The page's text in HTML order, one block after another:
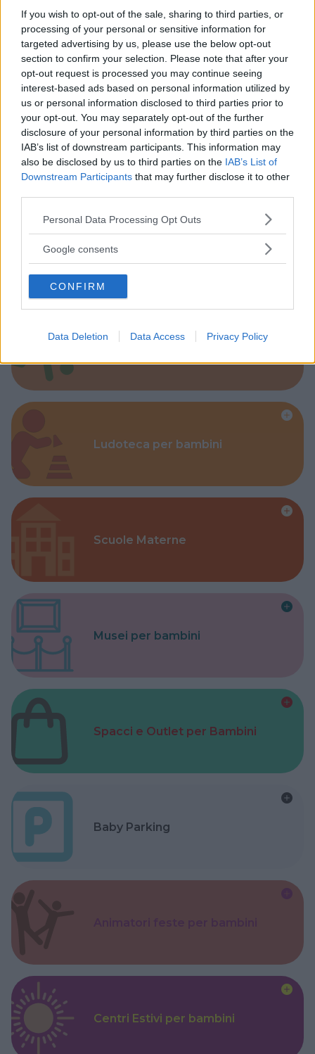
If you wish to opt-out of the sale, sharing to third parties, or
processing of your personal or sensitive information for
targeted advertising by us, please use the below opt-out
section to confirm your selection. Please note that after your
opt-out request is processed you may continue seeing
interest-based ads based on personal information utilized by
us or personal information disclosed to third parties prior to
your opt-out. You may separately opt-out of the further
disclosure of your personal information by third parties on the
IAB’s list of downstream participants. This information may
also be disclosed by us to third parties on the IAB’s List of
Downstream Participants that may further disclose it to other
Please note that this website/app uses one or more Google
not limited to your visit or usage behaviour. You may click to
use your data for below specified purposes in below Google
consent section.
Personal Data Processing Opt Outs
Google consents
CONFIRM
Data Deletion Data Access Privacy Policy
Kinderheim
Baby Sitter
Parchi
Ludoteca per bambini
Scuole Materne
Musei per bambini
Spacci e Outlet per Bambini
Baby Parking
Centri Estivi per bambini